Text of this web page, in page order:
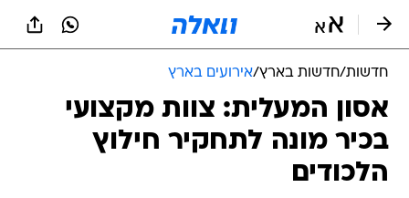
חדשות/חדשות בארץ/אירועים בארץ
אסון המעלית: צוות מקצועי
בכיר מונה לתחקיר חילוץ
הלכודים